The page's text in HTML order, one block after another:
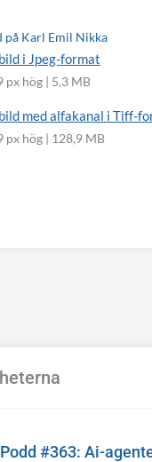
i Jpeg-format
px hög | 5,3 MB
med alfakanal i Tiff-
px hög | 128,9 MB
Podd #363: Ai-